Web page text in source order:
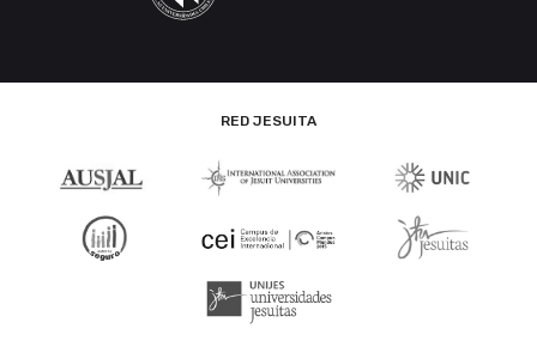
RED JESUITA